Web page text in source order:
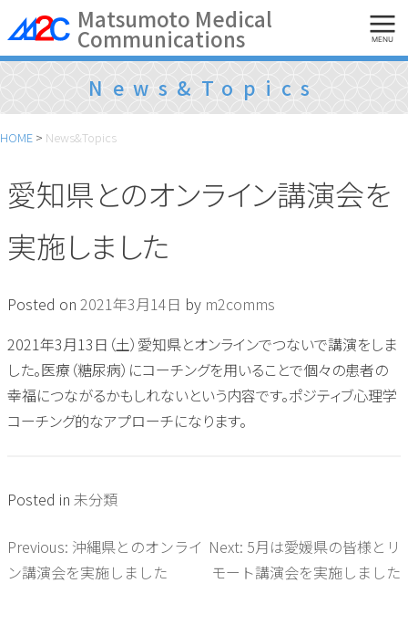
Skip
to
content
Matsumoto Medical
Communications MENU
News&Topics
HOME > News&Topics
愛知県とのオンライン講演会を
実施しました
Posted on 2021年3月14日 by m2comms
2021年3月13日（土）愛知県とオンラインでつないで講演をしま
した。医療（糖尿病）にコーチングを用いることで個々の患者の
幸福につながるかもしれないという内容です。ポジティブ心理学
コーチング的なアプローチになります。
Posted in 未分類
投
Previous: 沖縄県とのオンライ
ン講演会を実施しました
Next: 5月は愛媛県の皆様とリ
モート講演会を実施しました